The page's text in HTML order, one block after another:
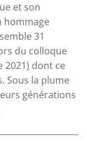
et son
hommage
31
du colloque
2021) dont ce
Sous la plume
générations